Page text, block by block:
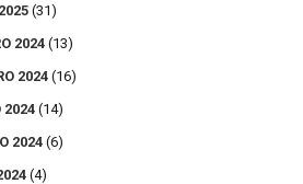
(31)
2024(13)
2024(16)
2024 (14)
2024 (6)
(4)